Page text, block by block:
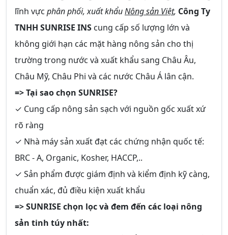
lĩnh vực phân phối, xuất khẩuNông sản Việt, Công Ty
TNHH SUNRISE INS cung cấp số lượng lớn và
không giới hạn các mặt hàng nông sản cho thị
trường trong nước và xuất khẩu sang Châu Âu,
Châu Mỹ, Châu Phi và các nước Châu Á lân cận.
=> Tại sao chọn SUNRISE?
✓ Cung cấp nông sản sạch với nguồn gốc xuất xứ
rõ ràng
✓ Nhà máy sản xuất đạt các chứng nhận quốc tế:
BRC - A, Organic, Kosher, HACCP,..
✓ Sản phẩm được giám định và kiểm định kỹ càng,
chuẩn xác, đủ điều kiện xuất khẩu
=> SUNRISE chọn lọc và đem đến các loại nông
sản tinh túy nhất: